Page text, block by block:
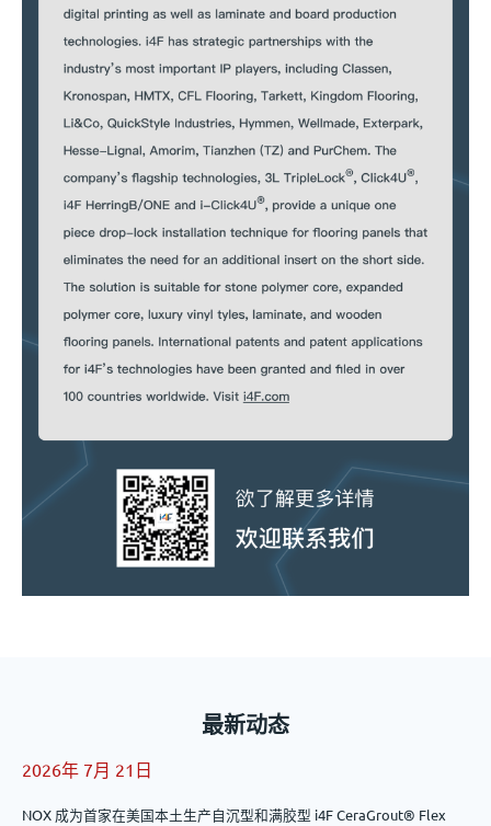
最新动态
2026年 7月 21日
NOX 成为首家在美国本土生产自沉型和满胶型 i4F CeraGrout® Flex